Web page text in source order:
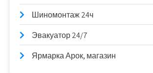
Шиномонтаж 24ч
Эвакуатор 24/7
Ярмарка Арок, магазин